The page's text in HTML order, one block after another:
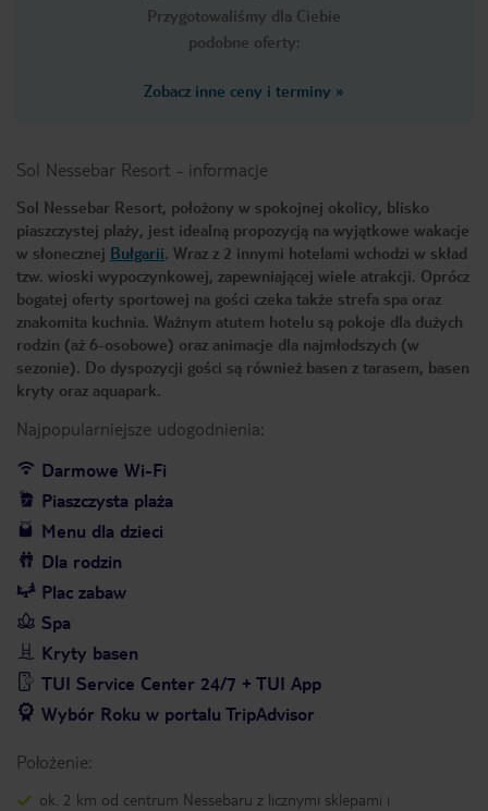
Przygotowaliśmy dla Ciebie
podobne oferty:
Zobacz inne ceny i terminy »
Sol Nessebar Resort - informacje
Sol Nessebar Resort, położony w spokojnej okolicy, blisko
piaszczystej plaży, jest idealną propozycją na wyjątkowe wakacje
w słonecznej Bułgarii. Wraz z 2 innymi hotelami wchodzi w skład
tzw. wioski wypoczynkowej, zapewniającej wiele atrakcji. Oprócz
bogatej oferty sportowej na gości czeka także strefa spa oraz
znakomita kuchnia. Ważnym atutem hotelu są pokoje dla dużych
rodzin (aż 6-osobowe) oraz animacje dla najmłodszych (w
sezonie). Do dyspozycji gości są również basen z tarasem, basen
kryty oraz aquapark.
Najpopularniejsze udogodnienia:
Darmowe Wi-Fi
Piaszczysta plaża
Menu dla dzieci
Dla rodzin
Plac zabaw
Spa
Kryty basen
TUI Service Center 24/7 + TUI App
Wybór Roku w portalu TripAdvisor
Położenie:
ok. 2 km od centrum Nessebaru z licznymi sklepami i